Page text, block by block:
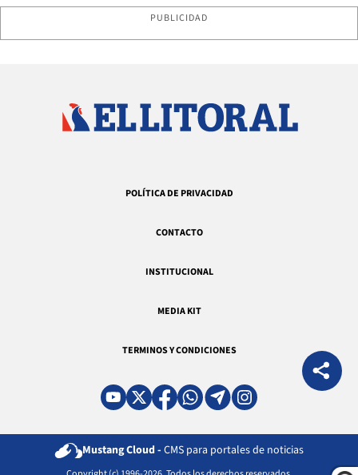
PUBLICIDAD
POLÍTICA DE PRIVACIDAD
CONTACTO
INSTITUCIONAL
MEDIA KIT
TERMINOS Y CONDICIONES
Mustang Cloud - CMS para portales de noticias